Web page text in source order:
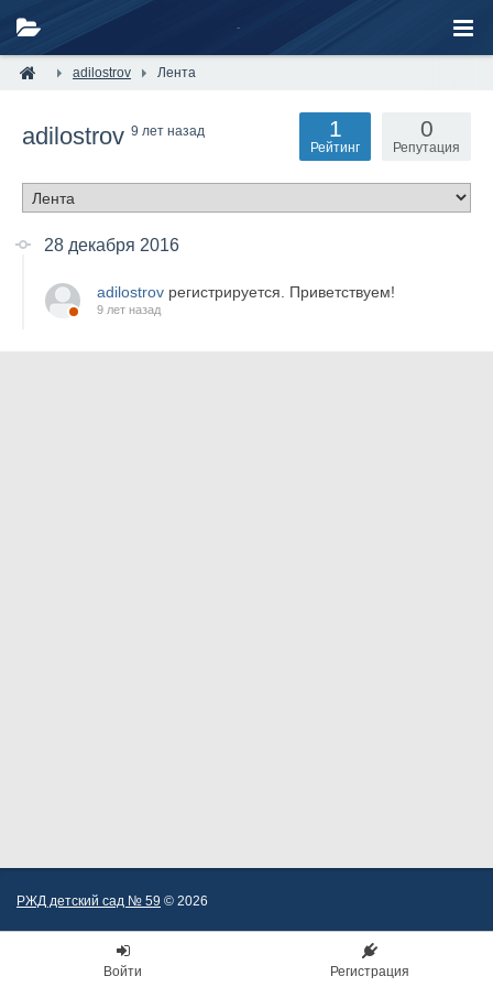
adilostrov Лента
adilostrov 9 лет назад 0
Репутация
1
Рейтинг
28 декабря 2016
adilostrov регистрируется. Приветствуем!
9 лет назад
РЖД детский сад № 59 © 2026
Войти Регистрация